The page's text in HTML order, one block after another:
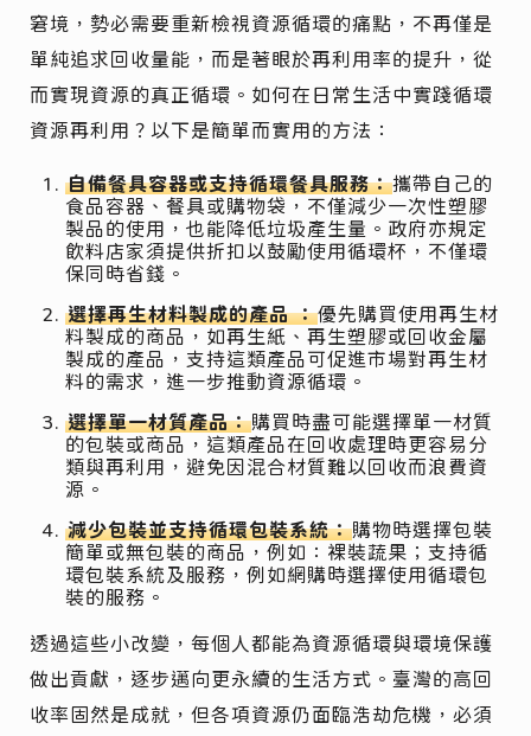
窘境，勢必需要重新檢視資源循環的痛點，不再僅是
單純追求回收量能，而是著眼於再利用率的提升，從
而實現資源的真正循環。如何在日常生活中實踐循環
資源再利用？以下是簡單而實用的方法：
自備餐具容器或支持循環餐具服務：攜帶自己的
食品容器、餐具或購物袋，不僅減少一次性塑膠
製品的使用，也能降低垃圾產生量。政府亦規定
飲料店家須提供折扣以鼓勵使用循環杯，不僅環
保同時省錢。
選擇再生材料製成的產品 ：優先購買使用再生材
料製成的商品，如再生紙、再生塑膠或回收金屬
製成的產品，支持這類產品可促進市場對再生材
料的需求，進一步推動資源循環。
選擇單一材質產品：購買時盡可能選擇單一材質
的包裝或商品，這類產品在回收處理時更容易分
類與再利用，避免因混合材質難以回收而浪費資
源。
減少包裝並支持循環包裝系統：購物時選擇包裝
簡單或無包裝的商品，例如：裸裝蔬果；支持循
環包裝系統及服務，例如網購時選擇使用循環包
裝的服務。
透過這些小改變，每個人都能為資源循環與環境保護
做出貢獻，逐步邁向更永續的生活方式。臺灣的高回
收率固然是成就，但各項資源仍面臨浩劫危機，必須